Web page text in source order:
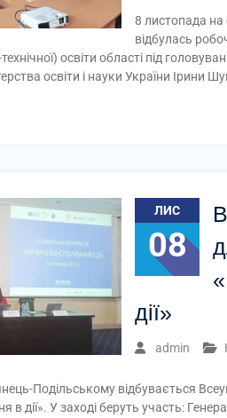
8 листопада на
відбулась
освіти області під
освіти і науки України Ірини
ЛИС
08
дії»
admin
Подільському відбувається
в дії». У заході беруть участь: